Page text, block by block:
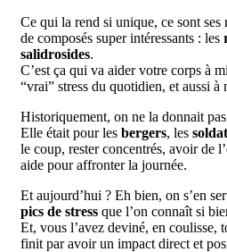
Ce qui la rend si unique, ce sont ses
de composés super intéressants : les
salidrosides.
C’est ça qui va aider votre corps à
“vrai” stress du quotidien, et aussi à
Historiquement, on ne la donnait
Elle était pour les bergers, les
le coup, rester concentrés, avoir de l’
aide pour affronter la journée.
Et aujourd’hui ? Eh bien, on s’en
pics de stress que l’on connaît si
Et, vous l’avez deviné, en coulisse,
finit par avoir un impact direct et